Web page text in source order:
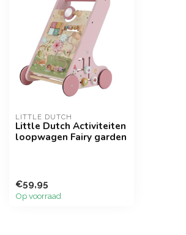
LITTLE DUTCH
Little Dutch Activiteiten
loopwagen Fairy garden
€59,95
Op voorraad